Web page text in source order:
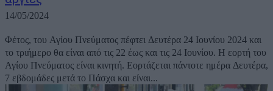
14/05/2024
Φέτος, του Αγίου Πνεύματος πέφτει Δευτέρα 24 Ιουνίου 2024 και
το τριήμερο θα είναι από τις 22 έως και τις 24 Ιουνίου. Η εορτή του
Αγίου Πνεύματος είναι κινητή. Εορτάζεται πάντοτε ημέρα Δευτέρα,
7 εβδομάδες μετά το Πάσχα και είναι...